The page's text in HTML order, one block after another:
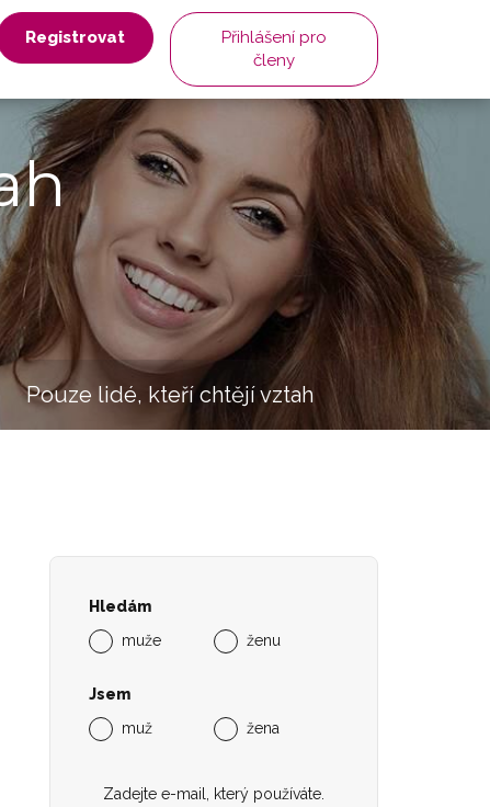
Registrovat
Přihlášení pro
členy
Pouze lidé, kteří chtějí vztah
Hledám
muže
ženu
Jsem
muž
žena